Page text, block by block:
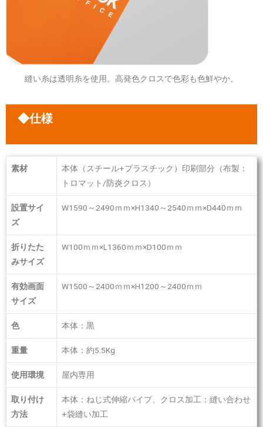
縫い糸は透明糸を使用。高発色クロスで色彩も色鮮やか。
◆仕様
素材
本体（スチール+プラスチック）印刷部分（布製：
トロマット/防炎クロス）
設置サイ
ズ
W1590～2490ｍｍ×H1340～2540ｍｍ×D440ｍｍ
折りたた
みサイズ
W100ｍｍ×L1360ｍｍ×D100ｍｍ
有効画面
サイズ
W1500～2400ｍｍ×H1200～2400ｍｍ
色 本体：黒
重量 本体：約5.5Kg
使用環境 屋内専用
取り付け
方法
本体：ねじ式伸縮パイプ、クロス加工：縫い合わせ
+袋縫い加工